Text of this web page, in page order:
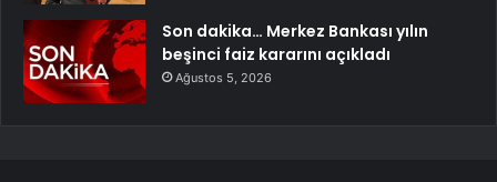
Son dakika… Merkez Bankası yılın
beşinci faiz kararını açıkladı
Ağustos 5, 2026